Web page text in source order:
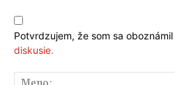
Potvrdzujem, že som sa
diskusie.